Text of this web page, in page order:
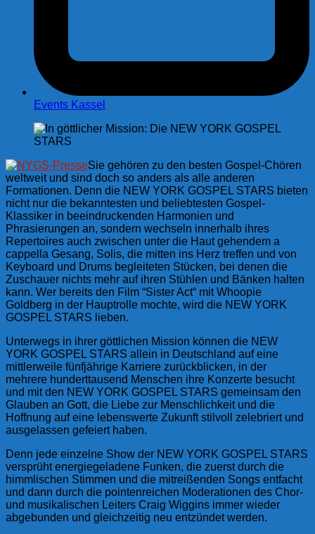
Events Kassel
Sie gehören zu den besten Gospel-Chören
weltweit und sind doch so anders als alle anderen
Formationen. Denn die NEW YORK GOSPEL STARS bieten
nicht nur die bekanntesten und beliebtesten Gospel-
Klassiker in beeindruckenden Harmonien und
Phrasierungen an, sondern wechseln innerhalb ihres
Repertoires auch zwischen unter die Haut gehendem a
cappella Gesang, Solis, die mitten ins Herz treffen und von
Keyboard und Drums begleiteten Stücken, bei denen die
Zuschauer nichts mehr auf ihren Stühlen und Bänken halten
kann. Wer bereits den Film “Sister Act“ mit Whoopie
Goldberg in der Hauptrolle mochte, wird die NEW YORK
GOSPEL STARS lieben.
Unterwegs in ihrer göttlichen Mission können die NEW
YORK GOSPEL STARS allein in Deutschland auf eine
mittlerweile fünfjährige Karriere zurückblicken, in der
mehrere hunderttausend Menschen ihre Konzerte besucht
und mit den NEW YORK GOSPEL STARS gemeinsam den
Glauben an Gott, die Liebe zur Menschlichkeit und die
Hoffnung auf eine lebenswerte Zukunft stilvoll zelebriert und
ausgelassen gefeiert haben.
Denn jede einzelne Show der NEW YORK GOSPEL STARS
versprüht energiegeladene Funken, die zuerst durch die
himmlischen Stimmen und die mitreißenden Songs entfacht
und dann durch die pointenreichen Moderationen des Chor-
und musikalischen Leiters Craig Wiggins immer wieder
abgebunden und gleichzeitig neu entzündet werden.